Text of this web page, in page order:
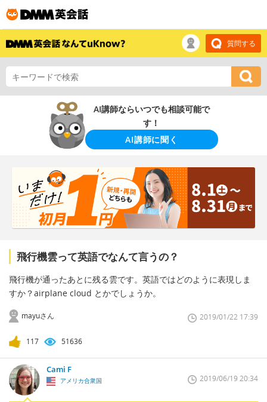
質問する
AI講師ならいつでも相談可能で
す！
AI講師に聞く
飛行機雲って英語でなんて言うの？
飛行機が通ったあとに残る雲です。英語ではどのように表現しま
すか？airplane cloud とかでしょうか。
mayuさん 2019/01/22 17:39
117 51636
Cami F
アメリカ合衆国 2019/06/19 20:34